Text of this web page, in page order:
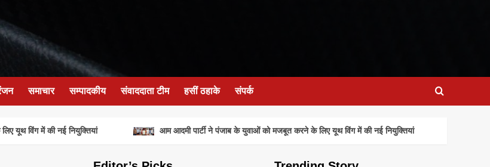
समाचार सम्पादकीय संवाददाता टीम हसीं ठहाके संपर्क
विंग में की नई नियुक्तियां आम आदमी पार्टी ने पंजाब के युवाओं को मजबूत करने के लिए यूथ विंग में की नई नियुक्तियां